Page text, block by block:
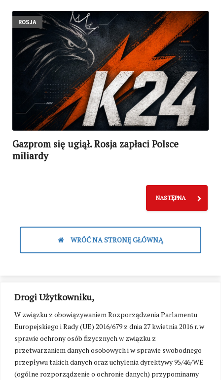
Drogi Użytkowniku,
W związku z obowiązywaniem Rozporządzenia Parlamentu
Europejskiego i Rady (UE) 2016/679 z dnia 27 kwietnia 2016 r. w
sprawie ochrony osób fizycznych w związku z
przetwarzaniem danych osobowych i w sprawie swobodnego
przepływu takich danych oraz uchylenia dyrektywy 95/46/WE
(ogólne rozporządzenie o ochronie danych) przypominamy
ROSJA
Gazprom się ugiął. Rosja zapłaci Polsce
miliardy
NASTĘPNA
WRÓĆ NA STRONĘ GŁÓWNĄ